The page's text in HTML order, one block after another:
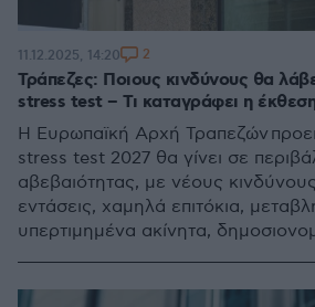
Τράπεζες: Ποιους κινδύνους θα
stress test – Τι καταγράφει η
Η Ευρωπαϊκή Αρχή Τραπεζών
stress test 2027 θα γίνει σε
αβεβαιότητας, με νέους
εντάσεις, χαμηλά επιτόκια,
υπερτιμημένα ακίνητα,
11.12.2025, 14:20 2